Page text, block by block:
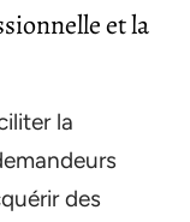
et la
la
des